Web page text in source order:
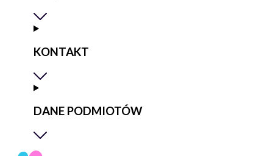
KONTAKT
DANE PODMIOTÓW